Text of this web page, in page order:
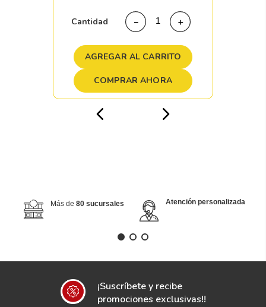
Cantidad ＋
－
AGREGAR AL CARRITO
COMPRAR AHORA
Más de 80 sucursales Atención personalizada
¡Suscríbete y recibe
promociones exclusivas!!